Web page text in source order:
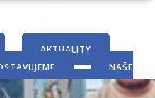
AKTUALITY
NAŠE
VIDEÁ